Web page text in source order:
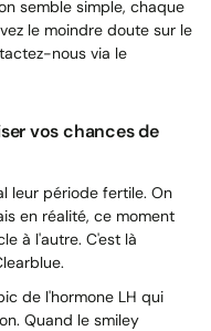
semble simple, chaque
le moindre doute sur le
nous via le
vos chances de
leur période fertile. On
en réalité, ce moment
à l'autre. C'est là
de l'hormone LH qui
Quand le smiley